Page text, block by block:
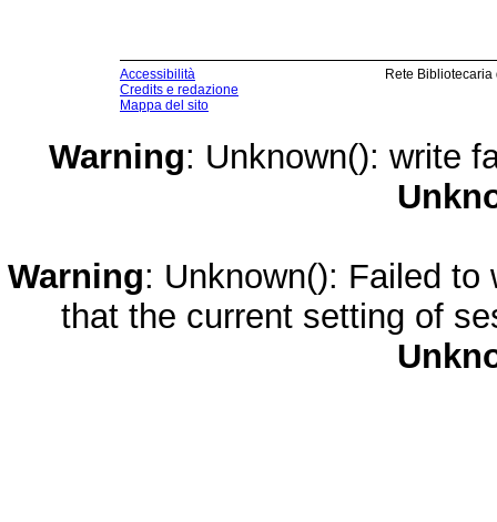
Accessibilità
Credits e redazione
Mappa del sito
Rete
Warning: Unknown(): write
Warning: Unknown(): Failed
that the current setting of